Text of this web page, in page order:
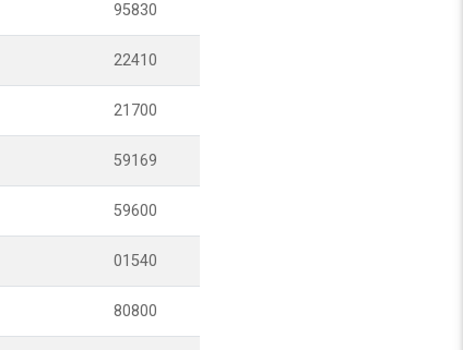
95830
22410
21700
59169
59600
01540
80800